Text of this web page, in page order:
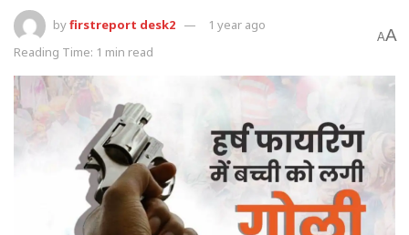
byfirstreport desk2
1 year ago
Reading Time: 1 min read
AA